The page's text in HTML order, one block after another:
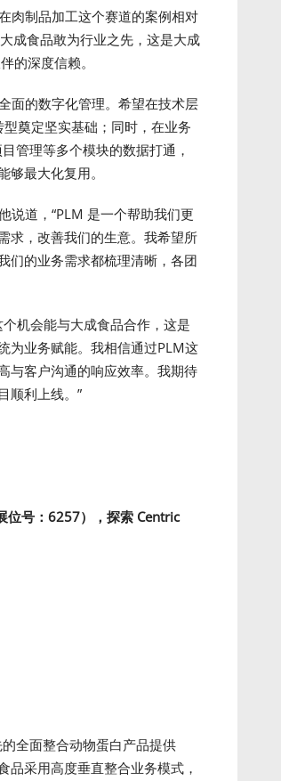
肉制品加工这个赛道的案例相对
成食品敢为行业之先，这是大成
的深度信赖。
面的数字化管理。希望在技术层
奠定坚实基础；同时，在业务
管理等多个模块的数据打通，
最大化复用。
说道，“PLM 是一个帮助我们更
求，改善我们的生意。我希望所
们的业务需求都梳理清晰，各团
机会能与大成食品合作，这是
为业务赋能。我相信通过PLM这
与客户沟通的响应效率。我期待
顺利上线。”
位号：6257），探索 Centric
全面整合动物蛋白产品提供
采用高度垂直整合业务模式，